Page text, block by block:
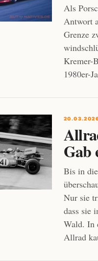
Als
Antwort
Grenze
Kremer-
1980er-
Gab
Bis in
Nur sie
dass sie
Wald. In
Allrad